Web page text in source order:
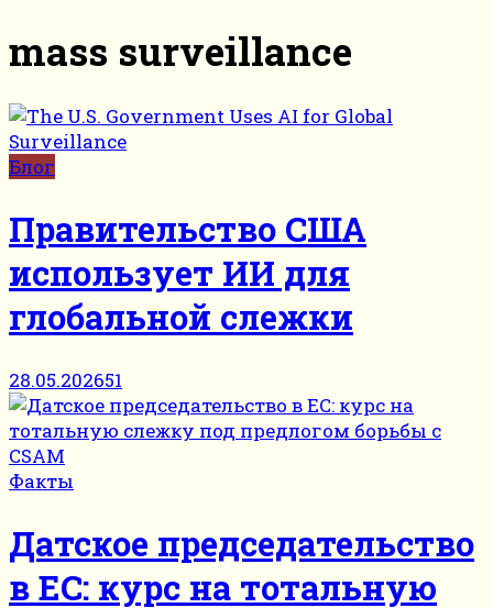
mass surveillance
Блог
Правительство США
использует ИИ для
глобальной слежки
28.05.202651
Факты
Датское председательство
в ЕС: курс на тотальную